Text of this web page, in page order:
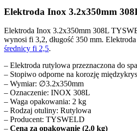
Elektroda Inox 3.2x350mm
Elektroda Inox 3.2x350mm 308L
wynosi fi 3,2, długość 350 mm.
średnicy fi 2,5.
– Elektroda rutylowa przeznaczona do
– Stopiwo odporne na korozję
– Wymiar: ∅3.2x350mm
– Oznaczenie: INOX 308L
– Waga opakowania: 2 kg
– Rodzaj otuliny: Rutylowa
– Producent: TYSWELD
– Cena za opakowanie (2,0 kg)